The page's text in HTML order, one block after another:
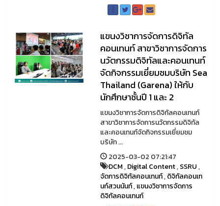
แขนงวิชาการจัดการดิจิทัล
คอนเทนท์ สาขาวิชาการจัดการ
นวัตกรรมดิจิทัลและคอนเทนท์
จัดกิจกรรมเยี่ยมชมบริษัท Sea
Thailand (Garena) ให้กับ
นักศึกษาชั้นปี 1 และ 2
แขนงวิชาการจัดการดิจิทัลคอนเทนท์
สาขาวิชาการจัดการนวัตกรรมดิจิทัล
และคอนเทนท์จัดกิจกรรมเยี่ยมชม
บริษัท ...
2025-03-02 07:21:47
DCM,Digital Content,SSRU,
จัดการดิจิทัลคอนเทนท์,ดิจิทัลคอนเท
นท์สวนนันท์,แขนงวิชาการจัดการ
ดิจิทัลคอนเทนท์